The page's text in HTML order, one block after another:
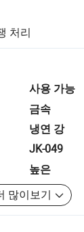
수량 확인
처리
는 경우 환불 또는
사용 가능
금속
냉연 강
JK-049
높은
많이보기